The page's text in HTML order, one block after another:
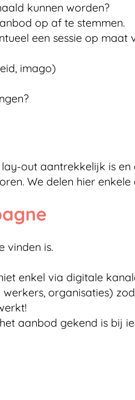
kunnen worden?
op af te stemmen.
een sessie op
imago)
out aantrekkelijk is
We delen hier
vinden is.
enkel via digitale
organisaties)
aanbod gekend is bij